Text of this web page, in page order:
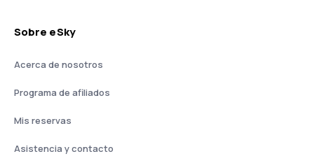
Sobre eSky
Acerca de nosotros
Programa de afiliados
Mis reservas
Asistencia y contacto